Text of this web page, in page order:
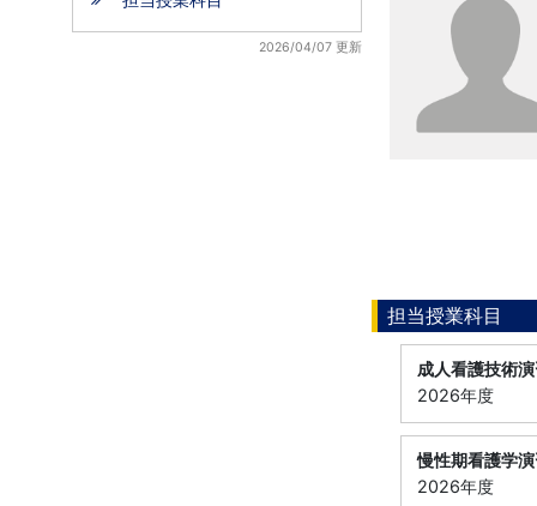
2026/04/07 更新
担当授業科目
成人看護技術
2026年度
慢性期看護学
2026年度